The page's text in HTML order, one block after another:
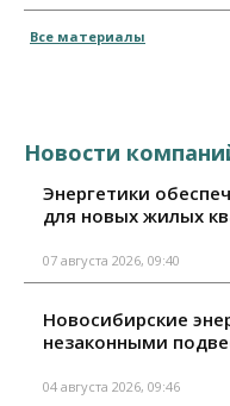
Все материалы
Новости
Энергетики
для новых жилых
07 августа 2026, 09:40
Новосибирские
незаконными
04 августа 2026, 09:46